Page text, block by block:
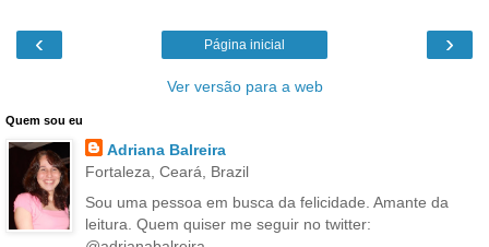
‹ ›
Página inicial
Ver versão para a web
Quem sou eu
Adriana Balreira
Fortaleza, Ceará, Brazil
Sou uma pessoa em busca da felicidade. Amante da
leitura. Quem quiser me seguir no twitter: